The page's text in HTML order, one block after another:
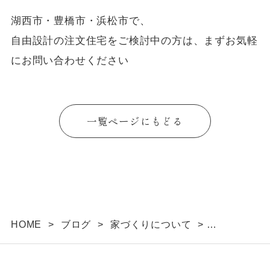
湖西市・豊橋市・浜松市で、
自由設計の注文住宅をご検討中の方は、まずお気軽
にお問い合わせください
一覧ページにもどる
HOME > ブログ > 家づくりについて
>
玄関ドア7タイプの特徴と、選び方のポイント！